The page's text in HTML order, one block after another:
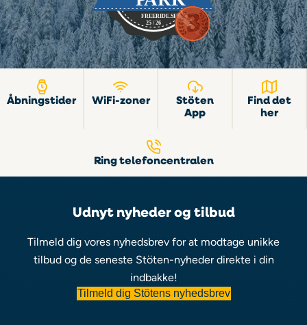
Åbningstider WiFi-zoner
Stöten
App
Find det
her
Ring telefoncentralen
Udnyt nyheder og tilbud
Tilmeld dig vores nyhedsbrev for at modtage unikke
tilbud og de seneste Stöten-nyheder direkte i din
indbakke!
Tilmeld dig Stötens nyhedsbrev